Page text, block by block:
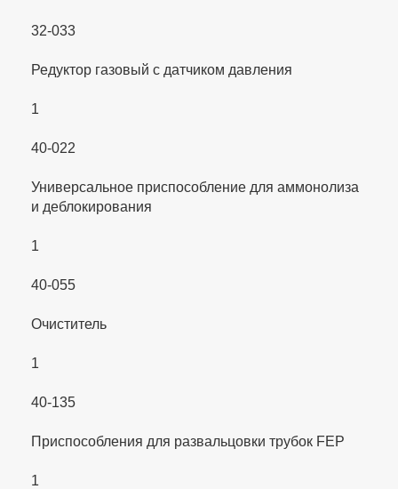
32-033
Редуктор газовый с датчиком давления
1
40-022
Универсальное приспособление для аммонолиза
и деблокирования
1
40-055
Очиститель
1
40-135
Приспособления для развальцовки трубок FEP
1